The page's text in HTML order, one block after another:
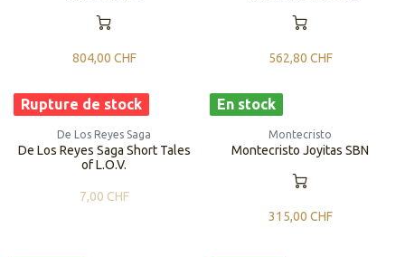
804,00 CHF 562,80 CHF
Rupture de stock
De Los Reyes Saga
De Los Reyes Saga Short Tales
of L.O.V.
7,00 CHF
En stock
Montecristo
Montecristo Joyitas SBN
315,00 CHF